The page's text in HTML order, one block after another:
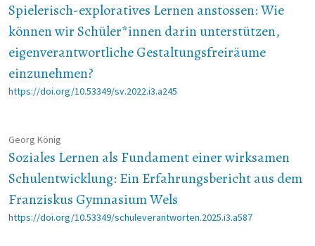
Spielerisch-exploratives Lernen anstossen: Wie
können wir Schüler*innen darin unterstützen,
eigenverantwortliche Gestaltungsfreiräume
einzunehmen?
https://doi.org/10.53349/sv.2022.i3.a245
Georg König
Soziales Lernen als Fundament einer wirksamen
Schulentwicklung: Ein Erfahrungsbericht aus dem
Franziskus Gymnasium Wels
https://doi.org/10.53349/schuleverantworten.2025.i3.a587